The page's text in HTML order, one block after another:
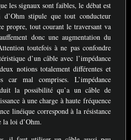
les signaux sont faibles, le débat est
stipule que tout conducteur
propre, tout courant le traversant va
donc une augmentation du
toutefois à ne pas confondre
d’un câble avec l’impédance
notions totalement différentes et
car mal comprises. L’impédance
la possibilité qu’a un câble de
à une charge à haute fréquence
linéique correspond à la résistance
la loi d’Ohm.